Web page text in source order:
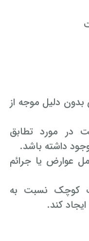
دلیل موجه از
در مورد تطابق
داشته باشد.
عوارض یا جرائم
کوچک نسبت به
کند.